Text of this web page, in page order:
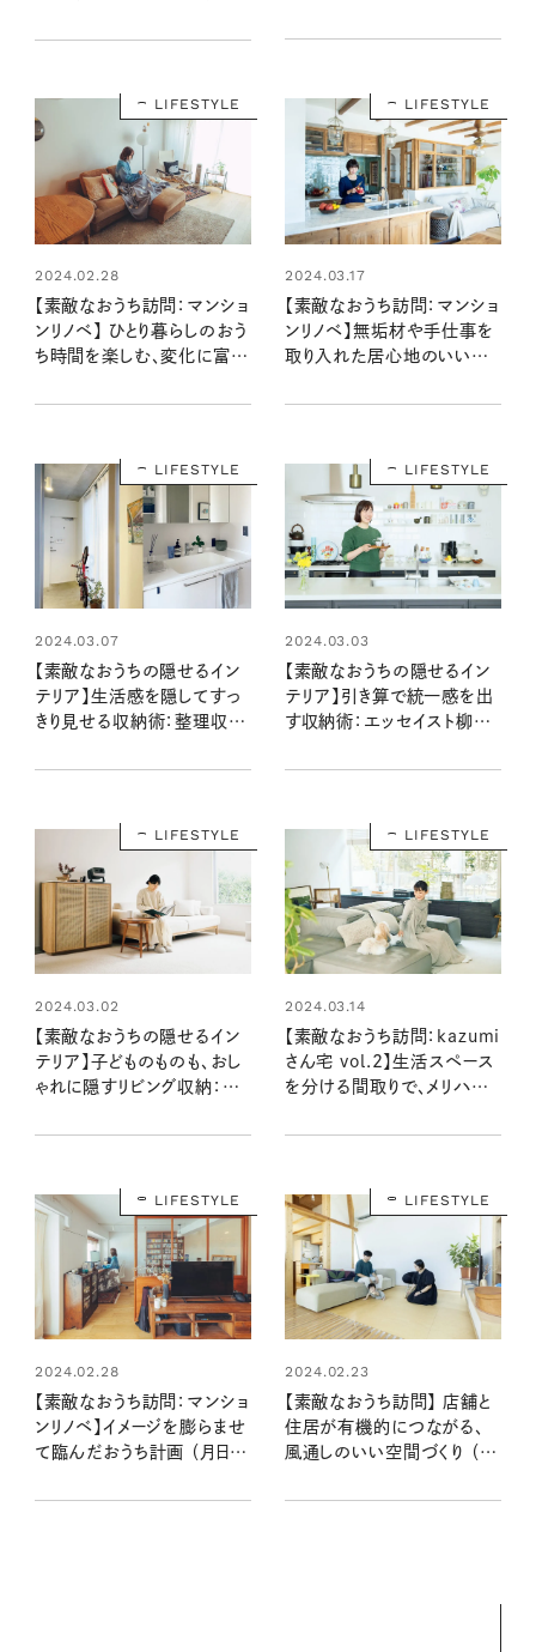
澤茜さん宅
LIFESTYLE
2024.02.28
【素敵なおうち訪問：マンショ
ンリノベ】 ひとり暮らしのおう
ち時間を楽しむ、変化に富ん
編）
LIFESTYLE
2024.03.17
【素敵なおうち訪問：マンショ
ンリノベ】無垢材や手仕事を
取り入れた居心地のいいキッ
ん宅 前編）
LIFESTYLE
2024.03.07
【素敵なおうちの隠せるイン
テリア】生活感を隠してすっ
きり見せる収納術：整理収納
LIFESTYLE
2024.03.03
【素敵なおうちの隠せるイン
テリア】引き算で統一感を出
す収納術：エッセイスト柳沢
LIFESTYLE
2024.03.02
【素敵なおうちの隠せるイン
テリア】子どものものも、おし
ゃれに隠すリビング収納：イ
依さん宅
LIFESTYLE
2024.03.14
【素敵なおうち訪問：kazumi
さん宅 vol.2】生活スペース
を分ける間取りで、メリハリ
LIFESTYLE
2024.02.28
【素敵なおうち訪問：マンショ
ンリノベ】イメージを膨らませ
て臨んだおうち計画 （月日さ
LIFESTYLE
2024.02.23
【素敵なおうち訪問】 店舗と
住居が有機的につながる、
風通しのいい空間づくり （大